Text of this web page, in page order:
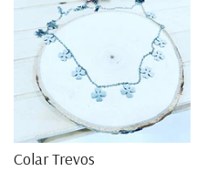
Colar Trevos